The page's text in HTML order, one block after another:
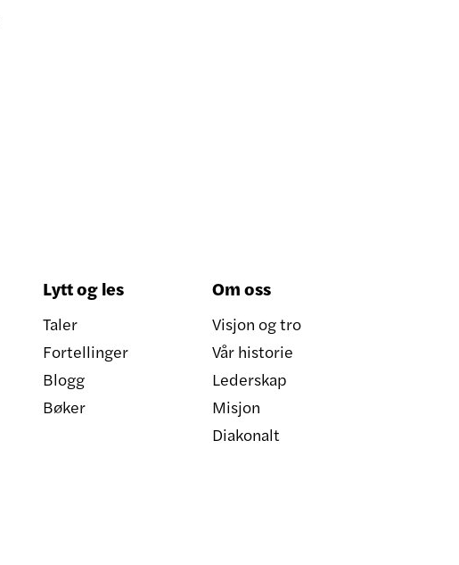
Lytt og les
Taler
Fortellinger
Blogg
Bøker
Om oss
Visjon og tro
Vår historie
Lederskap
Misjon
Diakonalt